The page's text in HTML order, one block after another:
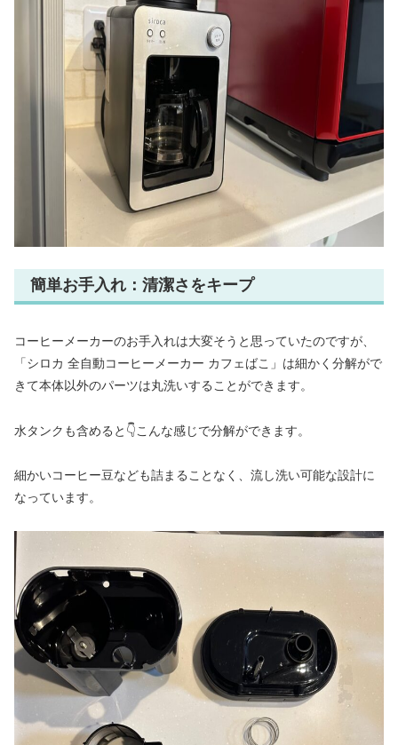
簡単お手入れ：清潔さをキープ
コーヒーメーカーのお手入れは大変そうと思っていたのですが、
「シロカ 全自動コーヒーメーカー カフェばこ」は細かく分解がで
きて本体以外のパーツは丸洗いすることができます。
水タンクも含めると👇こんな感じで分解ができます。
細かいコーヒー豆なども詰まることなく、流し洗い可能な設計に
なっています。